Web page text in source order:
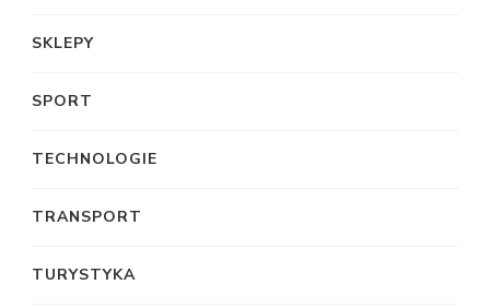
SKLEPY
SPORT
TECHNOLOGIE
TRANSPORT
TURYSTYKA